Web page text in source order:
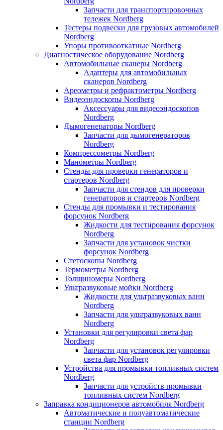
Запчасти для транспортировочных
тележек Nordberg
Тестеры подвески для грузовых автомобилей
Nordberg
Упоры противооткатные Nordberg
Диагностическое оборудование Nordberg
Автомобильные сканеры Nordberg
Адаптеры для автомобильных
сканеров Nordberg
Ареометры и рефрактометры Nordberg
Видеоэндоскопы Nordberg
Аксессуары для видеоэндоскопов
Nordberg
Дымогенераторы Nordberg
Запчасти для дымогенераторов
Nordberg
Компрессометры Nordberg
Манометры Nordberg
Стенды для проверки генераторов и
стартеров Nordberg
Запчасти для стендов для проверки
генераторов и стартеров Nordberg
Стенды для промывки и тестирования
форсунок Nordberg
Жидкости для тестирования форсунок
Nordberg
Запчасти для установок чистки
форсунок Nordberg
Стетоскопы Nordberg
Термометры Nordberg
Толщиномеры Nordberg
Ультразвуковые мойки Nordberg
Жидкости для ультразвуковых ванн
Nordberg
Запчасти для ультразвуковых ванн
Nordberg
Установки для регулировки света фар
Nordberg
Запчасти для установок регулировки
света фар Nordberg
Устройства для промывки топливных систем
Nordberg
Запчасти для устройств промывки
топливных систем Nordberg
Заправка кондиционеров автомобиля Nordberg
Автоматические и полуавтоматические
станции Nordberg